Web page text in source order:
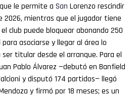
le permite a San Lorenzo rescindir
2026, mientras que el jugador tiene
club puede bloquear abonando 250
asociarse y llegar al área lo
titular desde el arranque. Para el
Pablo Álvarez —debutó en Banfield
y disputó 174 partidos— llegó
y firmó por 18 meses; es un